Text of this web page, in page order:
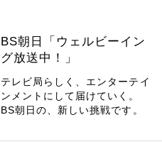
BS朝日「ウェルビーイン
グ放送中！」
テレビ局らしく、エンターテイ
ンメントにして届けていく。
BS朝日の、新しい挑戦です。